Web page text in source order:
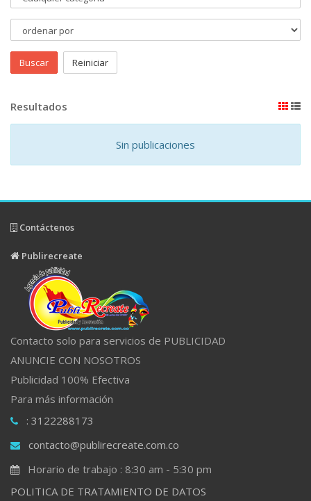
Buscar Reiniciar
Resultados
Sin publicaciones
Contáctenos
Publirecreate
Contacto solo para servicios de PUBLICIDAD
ANUNCIE CON NOSOTROS
Publicidad 100% Efectiva
Para más información
: 3122288173
contacto@publirecreate.com.co
Horario de trabajo : 8:30 am - 5:30 pm
POLITICA DE TRATAMIENTO DE DATOS